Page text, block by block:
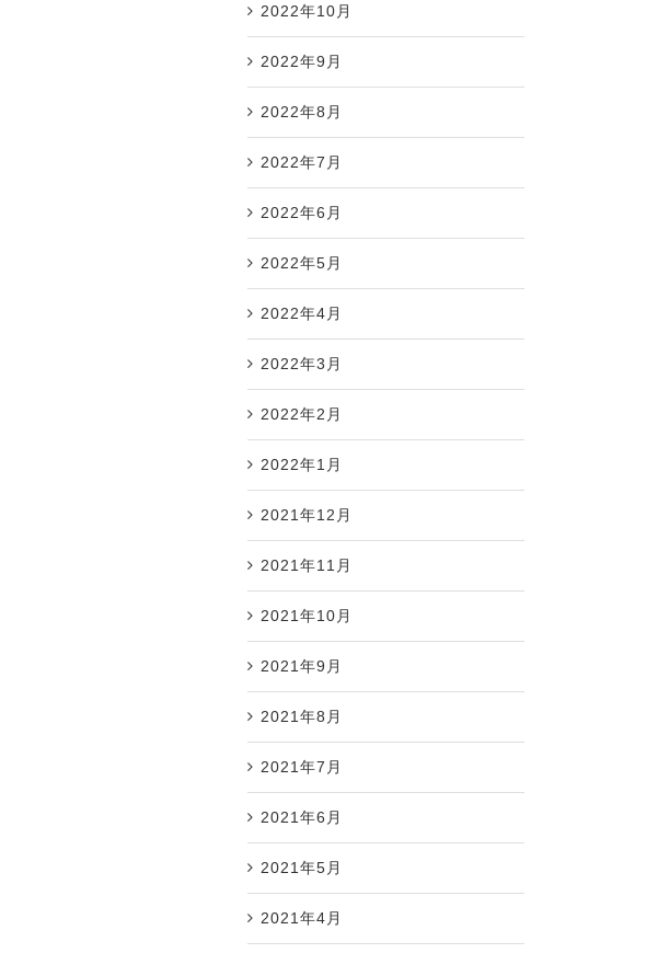
2022年10月
2022年9月
2022年8月
2022年7月
2022年6月
2022年5月
2022年4月
2022年3月
2022年2月
2022年1月
2021年12月
2021年11月
2021年10月
2021年9月
2021年8月
2021年7月
2021年6月
2021年5月
2021年4月